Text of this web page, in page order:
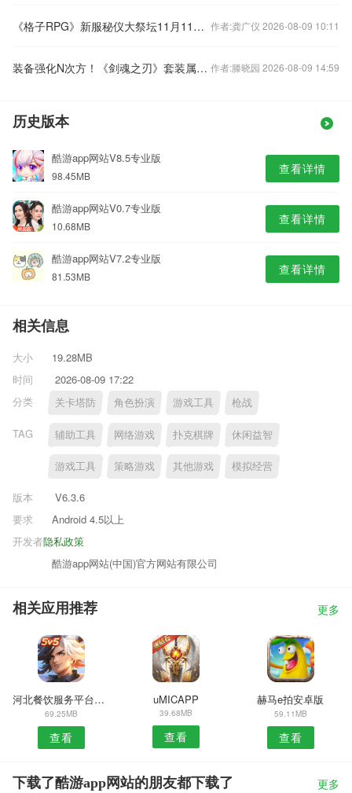
《格子RPG》新服秘仪大祭坛11月11日开启 作者:龚广仪 2026-08-09 10:11
装备强化N次方！《剑魂之刃》套装属性开启 作者:滕晓园 2026-08-09 14:59
历史版本
酷游app网站V8.5专业版
98.45MB 查看详情
酷游app网站V0.7专业版
10.68MB 查看详情
酷游app网站V7.2专业版
81.53MB 查看详情
相关信息
大小
19.28MB
时间
2026-08-09 17:22
分类
关卡塔防 角色扮演 游戏工具 枪战
TAG 辅助工具 网络游戏 扑克棋牌 休闲益智
游戏工具 策略游戏 其他游戏 模拟经营
版本
V6.3.6
要求
Android 4.5以上
隐私政策
开发者
酷游app网站(中国)官方网站有限公司
相关应用推荐 更多
河北餐饮服务平台APP
69.25MB
查看
uMICAPP
39.68MB
查看
赫马e拍安卓版
59.11MB
查看
下载了酷游app网站的朋友都下载了 更多